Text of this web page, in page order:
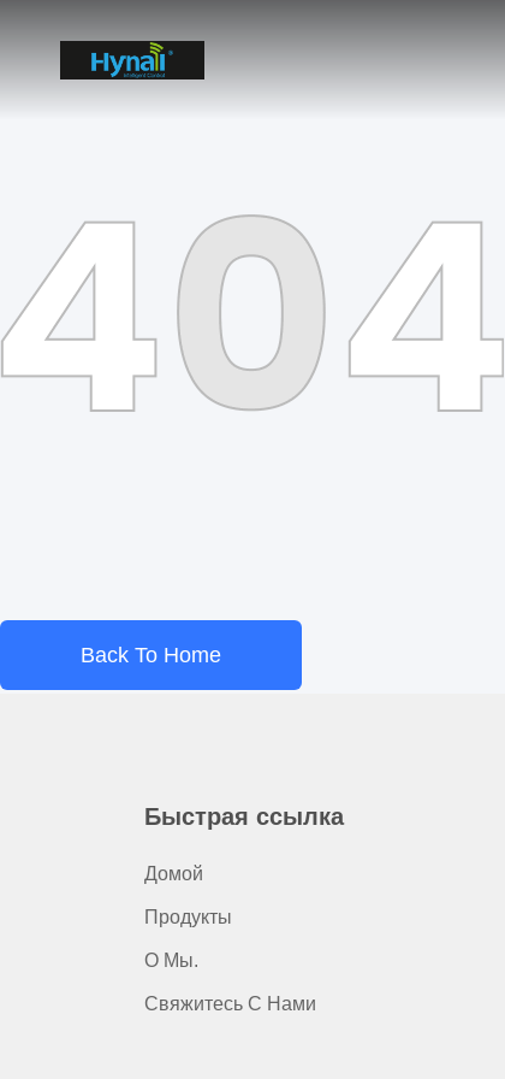
Back To Home
Быстрая ссылка
Домой
Продукты
О Мы.
Свяжитесь С Нами